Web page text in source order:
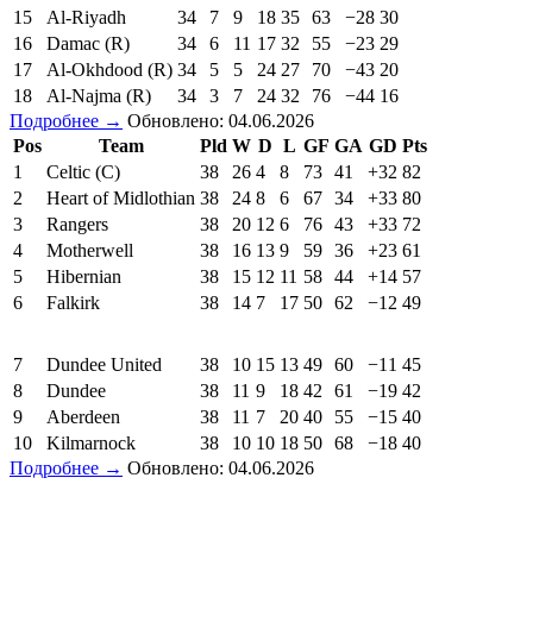
15
Al-Riyadh 34 7 9 18 35 63 −28 30
16
Damac (R) 34 6 11 17 32 55 −23 29
17
Al-Okhdood (R) 34 5 5 24 27 70 −43 20
18
Al-Najma (R) 34 3 7 24 32 76 −44 16
Подробнее → Обновлено: 04.06.2026
Pos
Team Pld W D L GF GA GD Pts
1
Celtic (C) 38 26 4 8 73 41 +32 82
2
Heart of Midlothian 38 24 8 6 67 34 +33 80
3
Rangers 38 20 12 6 76 43 +33 72
4
Motherwell 38 16 13 9 59 36 +23 61
5
Hibernian 38 15 12 11 58 44 +14 57
6
Falkirk 38 14 7 17 50 62 −12 49
7 Dundee United 38 10 15 13 49 60 −11 45
8
Dundee 38 11 9 18 42 61 −19 42
9
Aberdeen 38 11 7 20 40 55 −15 40
10
Kilmarnock 38 10 10 18 50 68 −18 40
Подробнее → Обновлено: 04.06.2026